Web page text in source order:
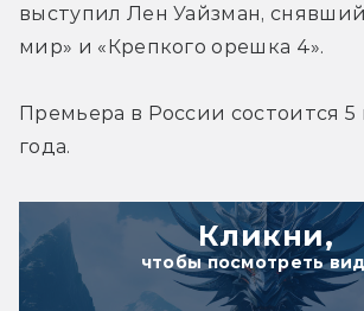
выступил Лен Уайзман,
мир» и «Крепкого орешка 4».
Премьера в России состоится
года.
Кликни,
чтобы посмотреть